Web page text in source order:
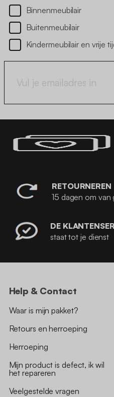
Binnenmeubilair
Buitenmeubilair
Kindermeubilair en vrije
RETOURNEREN
15 dagen om
DE
staat tot je dienst
Help & Contact
Waar is mijn pakket?
Retours en herroeping
Herroeping
Mijn product is defect, ik wil
het repareren
Veelgestelde vragen